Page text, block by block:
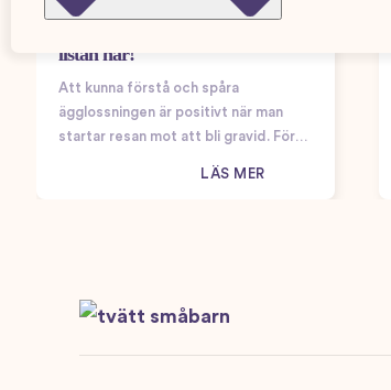
spåra din ägglossning – Se hela
listan här!
Att kunna förstå och spåra
ägglossningen är positivt när man
startar resan mot att bli gravid. För
LÄS MER